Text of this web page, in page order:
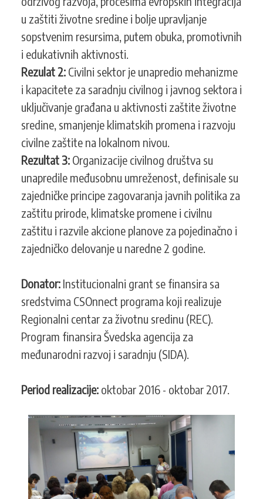
u zaštiti životne sredine i bolje upravljanje
sopstvenim resursima, putem obuka, promotivnih
i edukativnih aktivnosti.
Rezulat 2: Civilni sektor je unapredio mehanizme
i kapacitete za saradnju civilnog i javnog sektora i
uključivanje građana u aktivnosti zaštite životne
sredine, smanjenje klimatskih promena i razvoju
civilne zaštite na lokalnom nivou.
Rezultat 3: Organizacije civilnog društva su
unapredile međusobnu umreženost, definisale su
zajedničke principe zagovaranja javnih politika za
zaštitu prirode, klimatske promene i civilnu
zaštitu i razvile akcione planove za pojedinačno i
zajedničko delovanje u naredne 2 godine.
Donator: Institucionalni grant se finansira sa
sredstvima CSOnnect programa koji realizuje
Regionalni centar za životnu sredinu (REC).
Program finansira Švedska agencija za
međunarodni razvoj i saradnju (SIDA).
Period realizacije: oktobar 2016 - oktobar 2017.